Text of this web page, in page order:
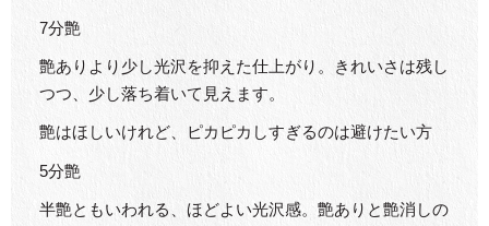
7分艶
艶ありより少し光沢を抑えた仕上がり。きれいさは残し
つつ、少し落ち着いて見えます。
艶はほしいけれど、ピカピカしすぎるのは避けたい方
5分艶
半艶ともいわれる、ほどよい光沢感。艶ありと艶消しの